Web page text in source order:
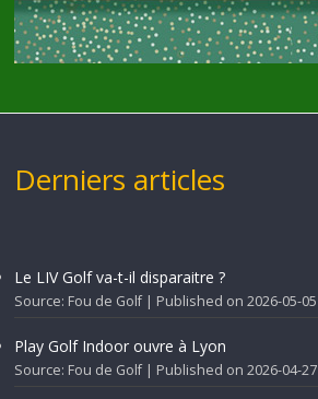
Derniers articles
Le LIV Golf va-t-il disparaitre ?
Source: Fou de Golf Published on 2026-05-05
Play Golf Indoor ouvre à Lyon
Source: Fou de Golf Published on 2026-04-27